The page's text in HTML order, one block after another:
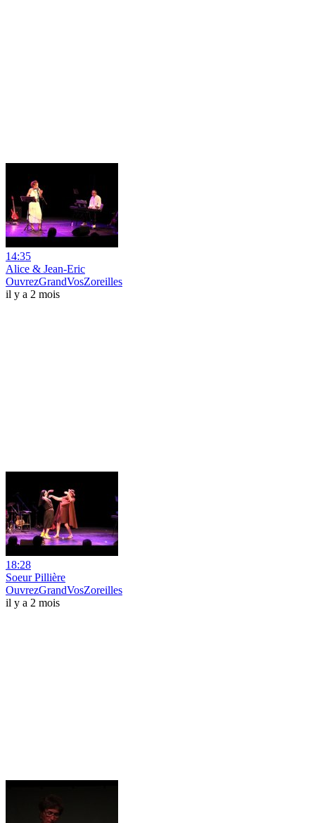
14:35
Alice & Jean-Eric
OuvrezGrandVosZoreilles
il y a 2 mois
18:28
Soeur Pillière
OuvrezGrandVosZoreilles
il y a 2 mois